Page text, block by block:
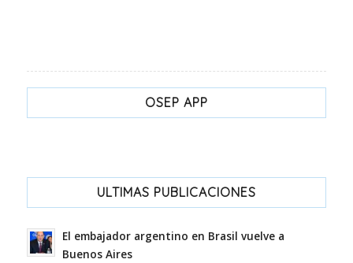
OSEP APP
ULTIMAS PUBLICACIONES
El embajador argentino en Brasil vuelve a
Buenos Aires